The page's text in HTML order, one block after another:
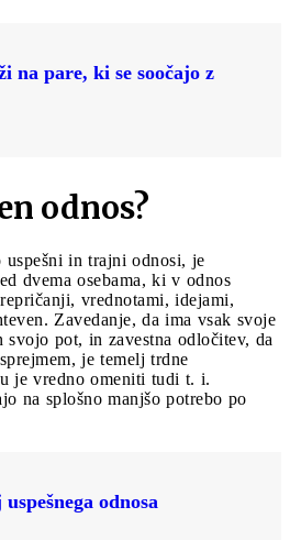
na pare, ki se soočajo z
odnos?
uspešni in trajni odnosi, je
dvema osebama, ki v odnos
vrednotami, idejami,
Zavedanje, da ima vsak svoje
pot, in zavestna odločitev, da
je temelj trdne
je vredno omeniti tudi t. i.
na splošno manjšo potrebo po
odnosa